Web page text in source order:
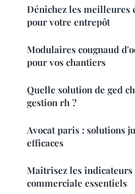
Dénichez les meilleures
pour votre entrepôt
Modulaires cougnaud
pour vos chantiers
Quelle solution de ged
gestion rh ?
Avocat paris : solutions
efficaces
Maîtrisez les indicateurs
commerciale essentiels